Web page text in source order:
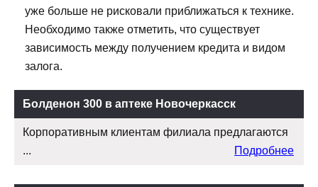
уже больше не рисковали приближаться к технике.
Необходимо также отметить, что существует
зависимость между получением кредита и видом
залога.
Болденон 300 в аптеке Новочеркасск
Корпоративным клиентам филиала предлагаются
...
Подробнее